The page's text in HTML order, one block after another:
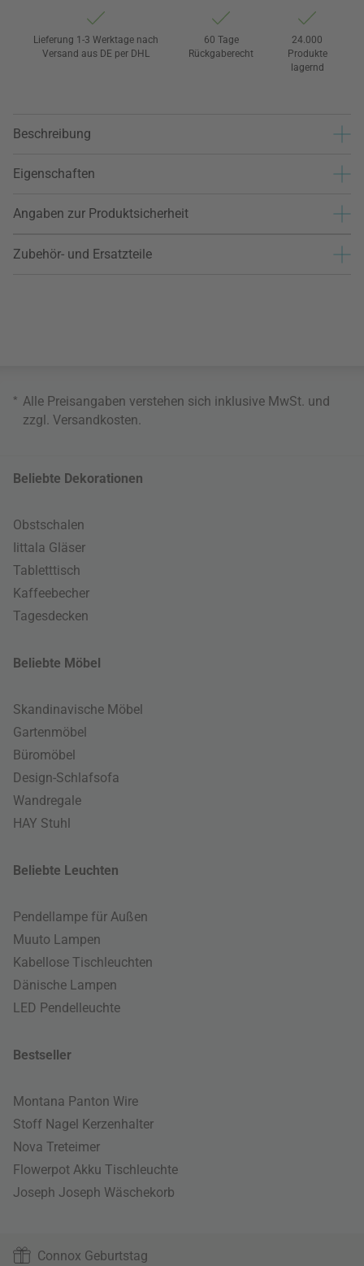
Lieferung 1-3 Werktage nach
Versand aus DE per DHL
60 Tage
Rückgaberecht
24.000
Produkte
lagernd
Beschreibung
Eigenschaften
Angaben zur Produktsicherheit
Zubehör- und Ersatzteile
* Alle Preisangaben verstehen sich inklusive MwSt. und
zzgl. Versandkosten
Beliebte Dekorationen
Obstschalen
Iittala Gläser
Tabletttisch
Kaffeebecher
Tagesdecken
Beliebte Möbel
Skandinavische Möbel
Gartenmöbel
Büromöbel
Design-Schlafsofa
Wandregale
HAY Stuhl
Beliebte Leuchten
Pendellampe für Außen
Muuto Lampen
Kabellose Tischleuchten
Dänische Lampen
LED Pendelleuchte
Bestseller
Montana Panton Wire
Stoff Nagel Kerzenhalter
Nova Treteimer
Flowerpot Akku Tischleuchte
Joseph Joseph Wäschekorb
Connox Geburtstag